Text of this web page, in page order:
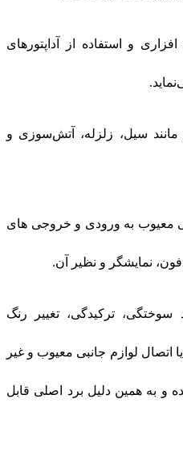
و استفاده از آداپتورهای
مانند سیل، زلزله، آتش‌سوزی و
معیوب به ورودی و خروجی های
سوختگی، ترکیدگی، تغییر رنگ
اتصال لوازم جانبی معیوب و غیر
و به همین دلیل برد اصلی قابل